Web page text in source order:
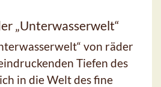
„Unterwasserwelt“
von räder
Tiefen des
in die Welt des fine